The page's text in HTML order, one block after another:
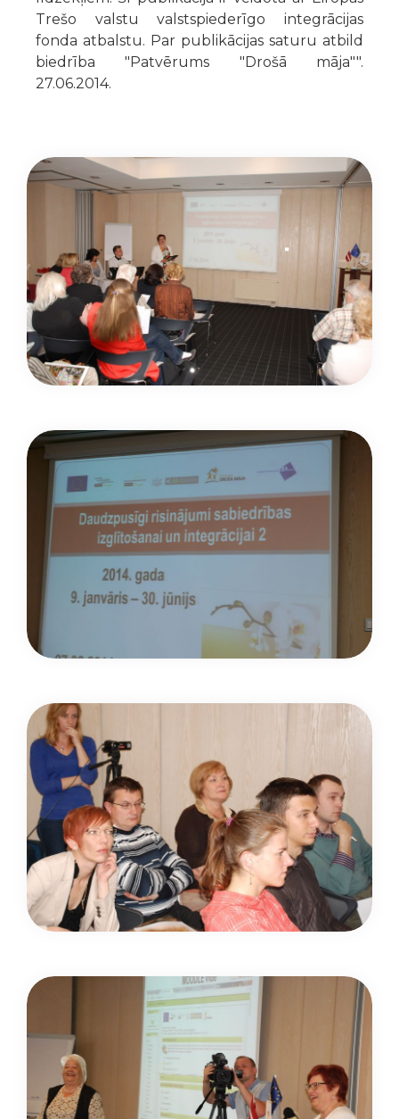
Trešo valstu valstspiederīgo integrācijas
fonda atbalstu. Par publikācijas saturu atbild
biedrība "Patvērums "Drošā māja"".
27.06.2014.